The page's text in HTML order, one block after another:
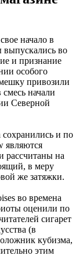
начало в
выпускались во
и признание
особого
привозили
начали
Северной
и по
являются
рассчитаны на
в меру
же затяжки.
во времена
оценили по
сигарет
(в
кубизма,
этим